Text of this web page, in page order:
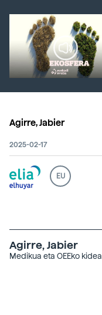
Agirre, Jabier
2025-02-17
EU
Agirre, Jabier
Medikua eta OEEko kidea